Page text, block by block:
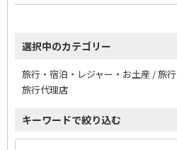
選択中のカテゴリー
旅行・宿泊・レジャー・お土産 / 旅行
旅行代理店
キーワードで絞り込む